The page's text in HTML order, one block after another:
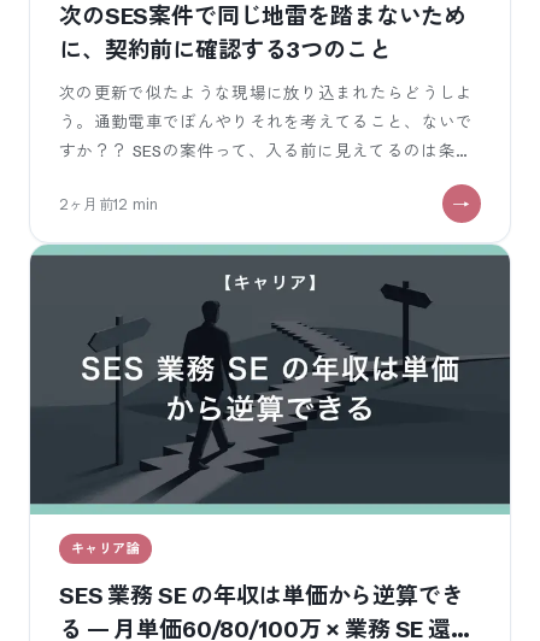
次のSES案件で同じ地雷を踏まないため
に、契約前に確認する3つのこと
次の更新で似たような現場に放り込まれたらどうしよ
う。通勤電車でぼんやりそれを考えてること、ないで
すか？？ SESの案件って、入る前に見えてるのは条件
2ヶ月前12 min
キャリア論
SES 業務 SE の年収は単価から逆算でき
る — 月単価60/80/100万 × 業務 SE 還元